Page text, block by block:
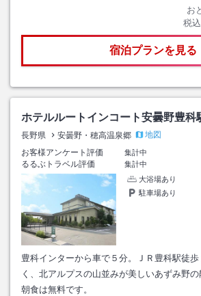
お
税込
宿泊プランを見る
ホテルルートインコート安曇野豊科
長野県 安曇野・穂高温泉郷
地図
お客様アンケート評価
集計中
るるぶトラベル評価
集計中
大浴場あり
駐車場あり
豊科インターから車で５分。ＪＲ豊科駅徒
く、北アルプスの山並みが美しいあずみ野の
朝食は無料です。